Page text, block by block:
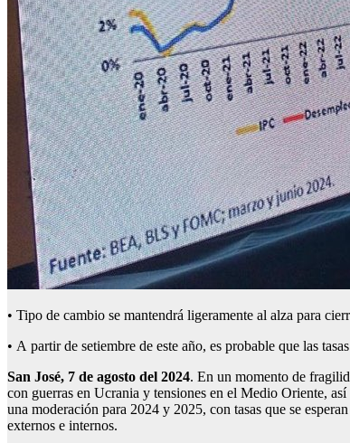
• Tipo de cambio se mantendrá ligeramente al alza para
• A partir de setiembre de este año, es probable que las
San José, 7 de agosto del 2024. En un momento de
con guerras en Ucrania y tensiones en el Medio Oriente,
una moderación para 2024 y 2025, con tasas que se
externos e internos.